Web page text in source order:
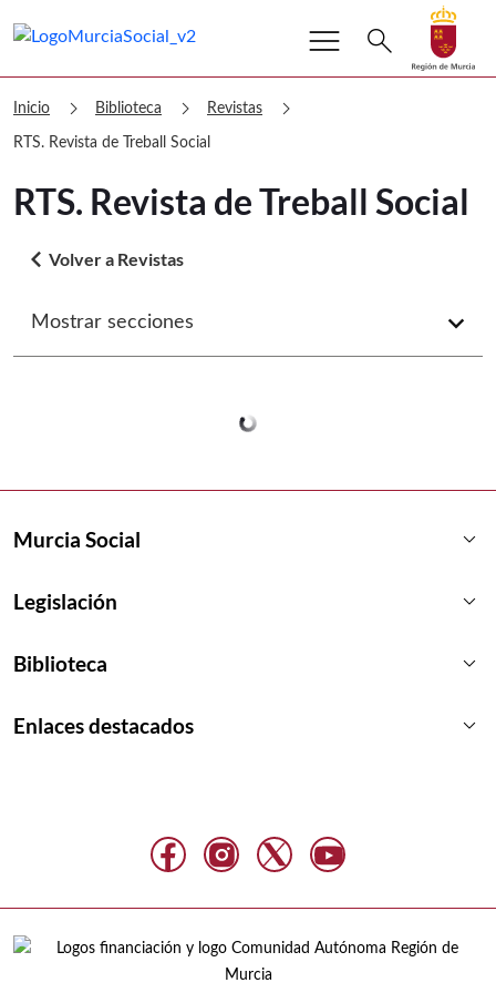
Murcia Social RTS. Revista de Treball
Volver a
Ir a
menu Buscar
search
Inicio chevron_right Biblioteca chevron_right Revistas chevron_right
RTS. Revista de Treball Social
RTS. Revista de Treball Social
arrow_back_ios Volver a Revistas
Mostrar secciones arrow_forward_ios
Murcia Social keyboard_arrow_down
Legislación keyboard_arrow_down
Biblioteca keyboard_arrow_down
Enlaces destacados keyboard_arrow_down